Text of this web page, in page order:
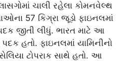
ચાલી રહેલા કોમનવેલ્થ
57 કિગ્રા જૂડો ફાઇનલમાં
જીતી લીધું. ભારત માટે આ
પદક હતો. ફાઇનલમાં યામિનીનો
ટોપરાક સાથે હતો. આ